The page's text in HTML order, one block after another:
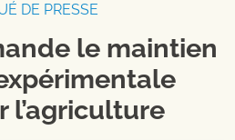
DE PRESSE
le maintien
l’agriculture